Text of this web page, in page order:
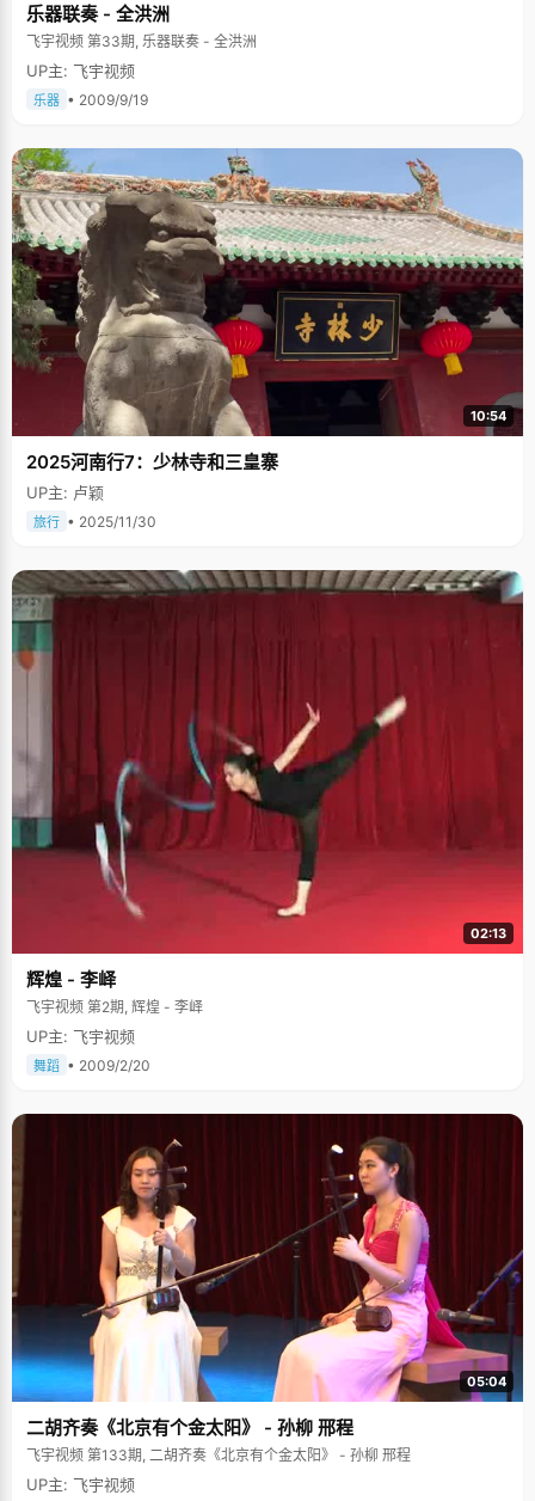
乐器联奏 - 全洪洲
飞宇视频 第33期, 乐器联奏 - 全洪洲
UP主: 飞宇视频
乐器 • 2009/9/19
10:54
2025河南行7：少林寺和三皇寨
UP主: 卢颖
旅行 • 2025/11/30
02:13
辉煌 - 李峄
飞宇视频 第2期, 辉煌 - 李峄
UP主: 飞宇视频
舞蹈 • 2009/2/20
05:04
二胡齐奏《北京有个金太阳》 - 孙柳 邢程
飞宇视频 第133期, 二胡齐奏《北京有个金太阳》 - 孙柳 邢程
UP主: 飞宇视频